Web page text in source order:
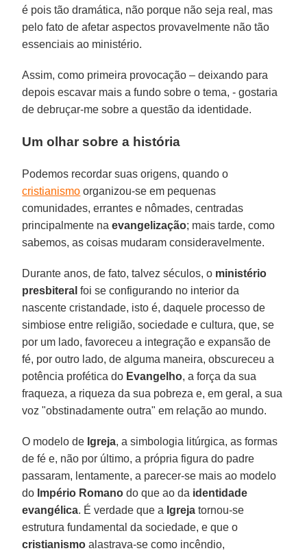
é pois tão dramática, não porque não seja real, mas
pelo fato de afetar aspectos provavelmente não tão
essenciais ao ministério.
Assim, como primeira provocação – deixando para
depois escavar mais a fundo sobre o tema, - gostaria
de debruçar-me sobre a questão da identidade.
Um olhar sobre a história
Podemos recordar suas origens, quando o
cristianismo organizou-se em pequenas
comunidades, errantes e nômades, centradas
principalmente naevangelização; mais tarde, como
sabemos, as coisas mudaram consideravelmente.
Durante anos, de fato, talvez séculos, o ministério
presbiteral foi se configurando no interior da
nascente cristandade, isto é, daquele processo de
simbiose entre religião, sociedade e cultura, que, se
por um lado, favoreceu a integração e expansão de
fé, por outro lado, de alguma maneira, obscureceu a
potência profética do Evangelho, a força da sua
fraqueza, a riqueza da sua pobreza e, em geral, a sua
voz "obstinadamente outra" em relação ao mundo.
O modelo de Igreja, a simbologia litúrgica, as formas
de fé e, não por último, a própria figura do padre
passaram, lentamente, a parecer-se mais ao modelo
do Império Romano do que ao da identidade
evangélica. É verdade que a Igreja tornou-se
estrutura fundamental da sociedade, e que o
cristianismo alastrava-se como incêndio,